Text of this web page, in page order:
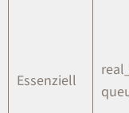
Essenziell